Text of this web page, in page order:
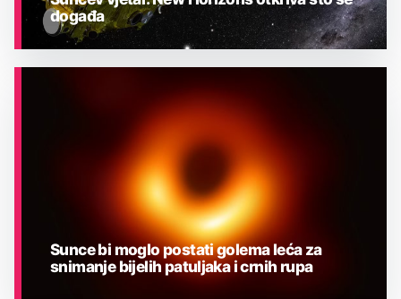
događa
Sunce bi moglo postati golema leća za
snimanje bijelih patuljaka i crnih rupa